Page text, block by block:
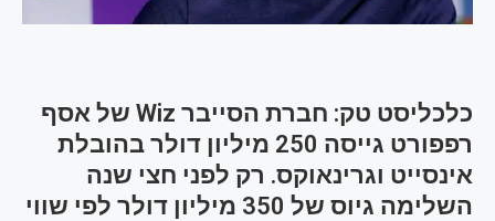
כלכליסט טק: חברת הסייבר Wiz של אסף
רפפורט גייסה 250 מיליון דולר בהובלת
אינסייט וגרינאוקס. רק לפני חצי שנה
השלימה גיוס של 350 מיליון דולר לפי שווי